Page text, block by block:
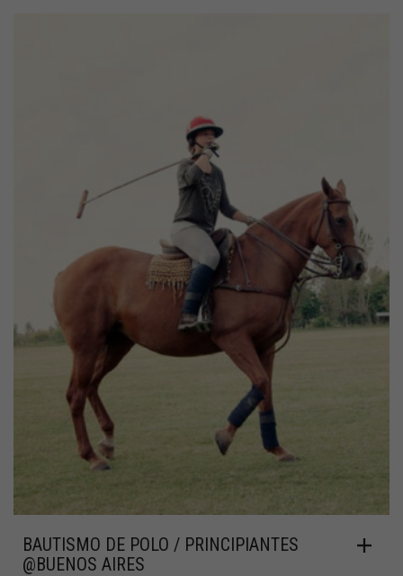
BAUTISMO DE POLO / PRINCIPIANTES
@BUENOS AIRES